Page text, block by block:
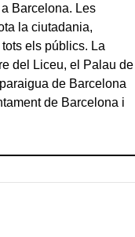
Barcelona. Les
la ciutadania,
els públics. La
del Liceu, el Palau de
de Barcelona
de Barcelona i